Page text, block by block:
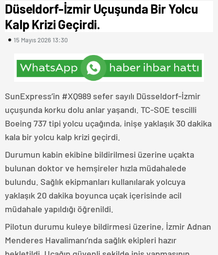
Düseldorf-İzmir Uçuşunda Bir Yolcu
Kalp Krizi Geçirdi.
15 Mayıs 2026 13:30
SunExpress’in #XQ989 sefer sayılı Düsseldorf-İzmir
uçuşunda korku dolu anlar yaşandı. TC-SOE tescilli
Boeing 737 tipi yolcu uçağında, inişe yaklaşık 30 dakika
kala bir yolcu kalp krizi geçirdi.
Durumun kabin ekibine bildirilmesi üzerine uçakta
bulunan doktor ve hemşireler hızla müdahalede
bulundu. Sağlık ekipmanları kullanılarak yolcuya
yaklaşık 20 dakika boyunca uçak içerisinde acil
müdahale yapıldığı öğrenildi.
Pilotun durumu kuleye bildirmesi üzerine, İzmir Adnan
Menderes Havalimanı’nda sağlık ekipleri hazır